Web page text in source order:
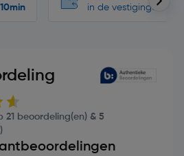
10min
in de vestigingen
21 beoordeling(en) & 5